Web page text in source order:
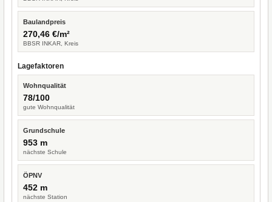
Baulandpreis
270,46 €/m²
BBSR INKAR, Kreis
Lagefaktoren
Wohnqualität
78/100
gute Wohnqualität
Grundschule
953 m
nächste Schule
ÖPNV
452 m
nächste Station